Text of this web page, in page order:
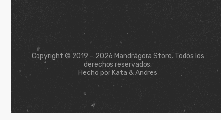
Copyright © 2019 – 2026 Mandrágora Store. Todos los
derechos reservados.
Hecho por Kata & Andres